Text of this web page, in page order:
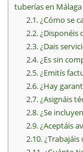
tuberías en Málaga
2.1.¿Cómo se
2.2.¿Disponéis
2.3.¿Dais
2.4.¿Es sin
2.5.¿Emitís
2.6.¿Hay
2.7.¿Asignáis
2.8.¿Se
2.9.¿Aceptáis
2.10.¿Trabajáis